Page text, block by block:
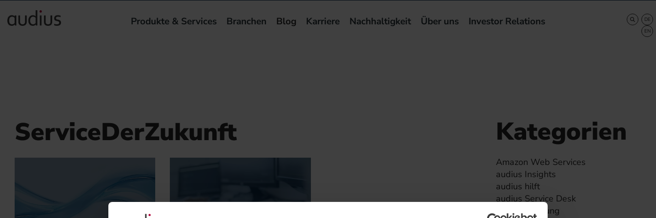
Produkte & Services Branchen Blog Karriere Nachhaltigkeit Über uns Investor Relations
ServiceDerZukunft Kategorien
Amazon Web Services
audius Insights
audius hilft
audius Service Desk
Branchenlösung